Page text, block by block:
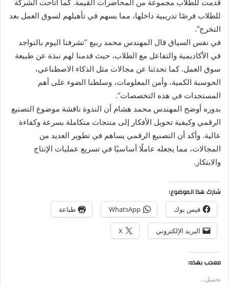
قدمت للطلاب مجموعة من المحاضرات القيمة. كما أتاحت الشركة
للطلاب فرصًا تدريبية داخلها، مما يسهم في تأهيلهم لسوق العمل بعد
التخرج”.
في نفس السياق قال المهندس محمد ربيع “تشرفنا اليوم بالتواجد
في الأكاديمية والتفاعل مع الطلاب، حيث قدمنا لهم نبذة عن طبيعة
سوق العمل. كما تحدثنا عن مجالات مثل الذكاء الاصطناعي،
الحوسبة الكمية، وأمن المعلومات، وسلطنا الضوء على أهم
المستجدات في هذه التخصصات”.
بدوره أوضح المهندس محمد هشام أن الندوة ناقشة موضوع التصنيع
الرقمي وكيفية تحويل الأفكار إلى منتجات متكاملة بسرعة وكفاءة
عالية. وأكد أن التصنيع الرقمي يساهم في تطوير العديد من
المجالات، مما يجعله عاملًا أساسيًا في تسريع عمليات الإنتاج
والابتكار.
شارك هذا الموضوع:
فيس بوك WhatsApp طباعة
البريد الإلكتروني X
معجب بهذه:
تحميل...